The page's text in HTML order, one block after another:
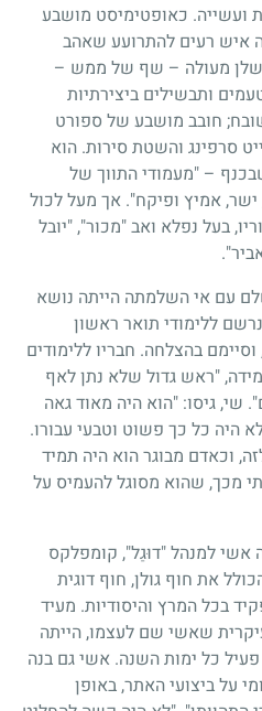
ועשייה. כאופטימיסט מושבע
איש רעים להתרועע שאהב
בשלן מעולה – שף של ממש –
ותבשילים ביצירתיות
חובב מושבע של ספורט
סרפינג והשטת סירות. הוא
– "מעמודי התווך של
אמיץ ופיקח". אך מעל לכול
בעל נפלא ואב "מכור", "יובל
עם אי השלמתה הייתה נושא
ללימודי תואר ראשון
בהצלחה. חבריו ללימודים
"ראש גדול שלא נתן לאף
שי, גיסו: "הוא היה מאוד גאה
היה כל כך פשוט וטבעי עבורו.
וכאדם מבוגר הוא היה תמיד
מכך, שהוא מסוגל להעמיס על
אשי למנהל "דוּגַל", קומפלקס
את חוף גולן, חוף דוגית
בכל המרץ והיסודיות. מעיד
שאשי שם לעצמו, הייתה
כל ימות השנה. אשי גם בנה
על ביצועי האתר, באופן